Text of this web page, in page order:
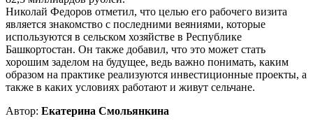
Николай Федоров отметил, что целью его рабочего визита
является знакомство с последними веяниями, которые
используются в сельском хозяйстве в Республике
Башкортостан. Он также добавил, что это может стать
хорошим заделом на будущее, ведь важно понимать, каким
образом на практике реализуются инвестиционные проекты, а
также в каких условиях работают и живут сельчане.
Автор: Екатерина Смольянкина